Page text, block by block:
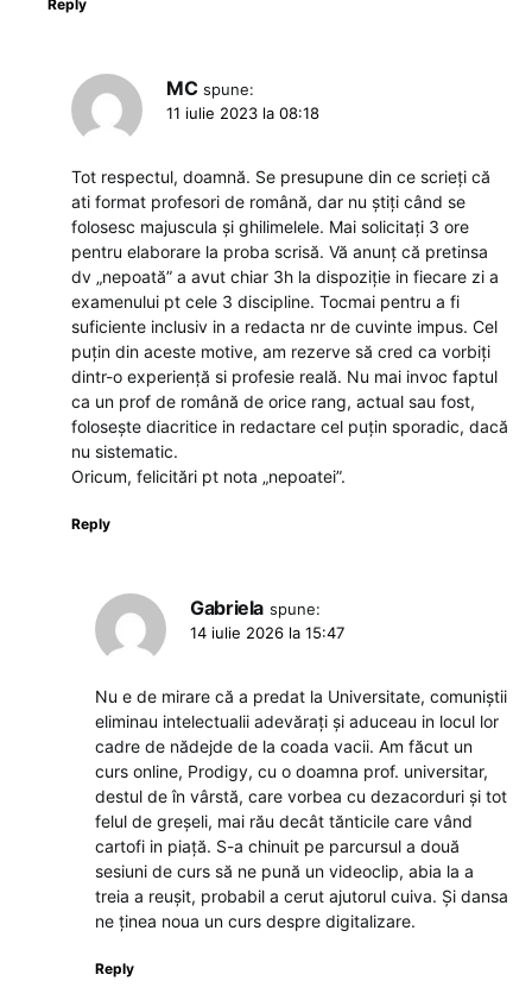
Reply
MC spune:
11 iulie 2023 la 08:18
Tot respectul, doamnă. Se presupune din ce scrieți că
ati format profesori de română, dar nu știți când se
folosesc majuscula și ghilimelele. Mai solicitați 3 ore
pentru elaborare la proba scrisă. Vă anunț că pretinsa
dv „nepoată” a avut chiar 3h la dispoziție in fiecare zi a
examenului pt cele 3 discipline. Tocmai pentru a fi
suficiente inclusiv in a redacta nr de cuvinte impus. Cel
puțin din aceste motive, am rezerve să cred ca vorbiți
dintr-o experiență si profesie reală. Nu mai invoc faptul
ca un prof de română de orice rang, actual sau fost,
folosește diacritice in redactare cel puțin sporadic, dacă
nu sistematic.
Oricum, felicitări pt nota „nepoatei”.
Reply
Gabriela spune:
14 iulie 2026 la 15:47
Nu e de mirare că a predat la Universitate, comuniștii
eliminau intelectualii adevărați și aduceau in locul lor
cadre de nădejde de la coada vacii. Am făcut un
curs online, Prodigy, cu o doamna prof. universitar,
destul de în vârstă, care vorbea cu dezacorduri și tot
felul de greșeli, mai rău decât tănticile care vând
cartofi in piață. S-a chinuit pe parcursul a două
sesiuni de curs să ne pună un videoclip, abia la a
treia a reușit, probabil a cerut ajutorul cuiva. Și dansa
ne ținea noua un curs despre digitalizare.
Reply